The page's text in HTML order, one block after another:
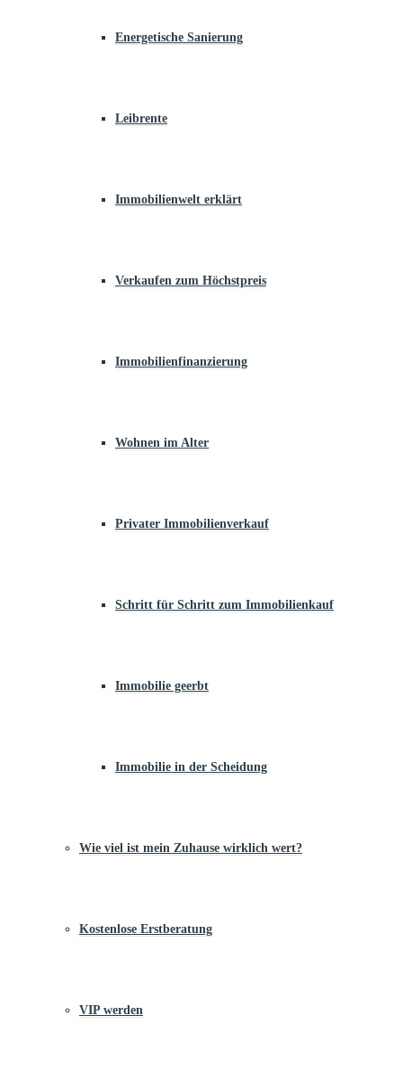
Energetische Sanierung
Leibrente
Immobilienwelt erklärt
Verkaufen zum Höchstpreis
Immobilienfinanzierung
Wohnen im Alter
Privater Immobilienverkauf
Schritt für Schritt zum Immobilienkauf
Immobilie geerbt
Immobilie in der Scheidung
Wie viel ist mein Zuhause wirklich wert?
Kostenlose Erstberatung
VIP werden